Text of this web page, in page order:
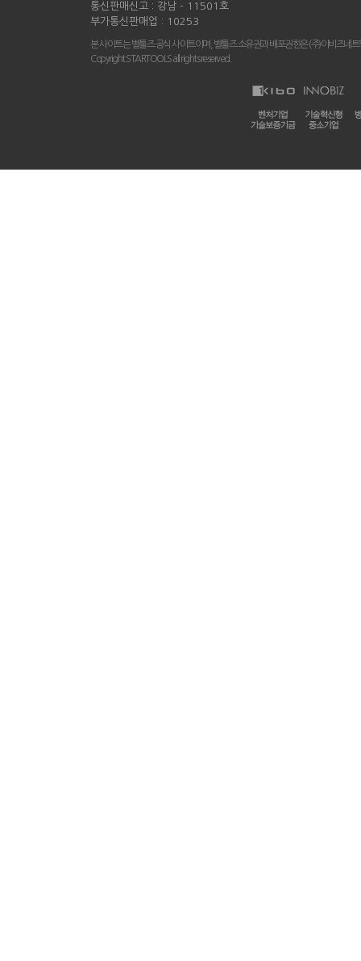
통신판매신고 : 강남 - 11501호
부가통신판매업 : 10253
본 사이트는 별툴즈 공식 사이트이며, 별툴즈 소유권과 배포권한은 (주)이비즈네
Copyright STARTOOLS all rights reserved.